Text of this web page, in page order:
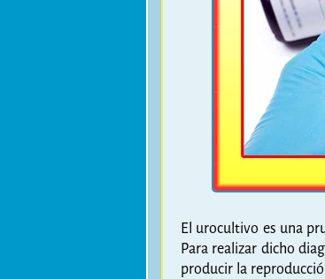
El urocultivo es una
Para realizar dicho
producir la